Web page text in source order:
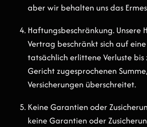
aber wir behalten uns das
Haftungsbeschränkung. Unsere
Vertrag beschränkt sich auf
tatsächlich erlittene Verluste bis
Gericht zugesprochenen
Versicherungen überschreitet.
Keine Garantien oder
keine Garantien oder